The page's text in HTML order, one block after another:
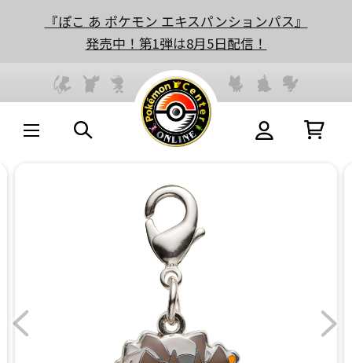
『ぽこ あ ポケモン エキスパンションパス』
発売中！第1弾は8月5日配信！